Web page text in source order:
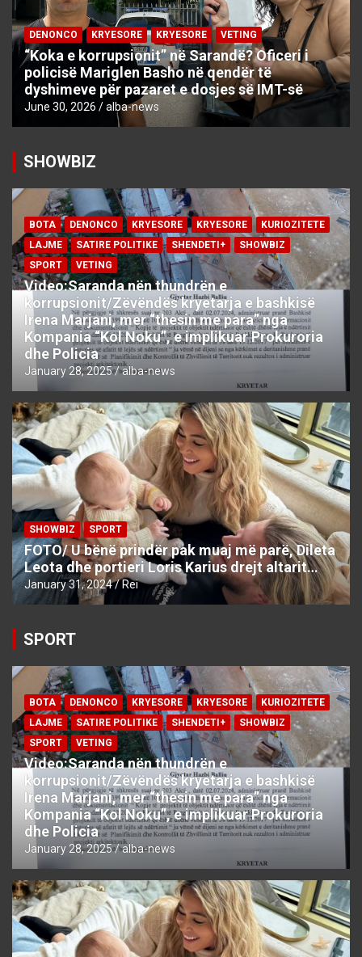
DENONCO KRYESORE KRYESORE VETING
“Koka e korrupsionit” në Sarandë? Oficeri i
policisë Mariglen Basho në qendër të
dyshimeve për pazaret e dosjes së IMT-së
June 30, 2026 alba-news
SHOWBIZ
BOTA DENONCO KRYESORE KRYESORE
KURIOZITETE
LAJME
SATIRE POLITIKE SHENDETI+
SHOWBIZ
SPORT
VETING
Video:Saranda nën thundrën e
korrupsionit/Zëvëndës kryetarja e bashkisë
Irena Marjani, mer “thesin me para” nga
Kompania “Kol Noku”, e implikuar Prokuroria
dhe Policia
January 28, 2025 alba-news
SHOWBIZ SPORT
FOTO/ U bënë prindër pak muaj më parë, Dileta
Leota dhe portieri Loris Karius drejt altarit…
January 31, 2024 Rei
SPORT
BOTA DENONCO KRYESORE KRYESORE
KURIOZITETE
LAJME
SATIRE POLITIKE SHENDETI+
SHOWBIZ
SPORT
VETING
Video:Saranda nën thundrën e
korrupsionit/Zëvëndës kryetarja e bashkisë
Irena Marjani, mer “thesin me para” nga
Kompania “Kol Noku”, e implikuar Prokuroria
dhe Policia
January 28, 2025 alba-news